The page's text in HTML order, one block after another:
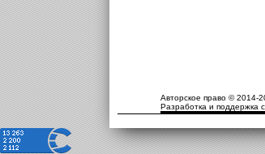
Авторское право © 2014-
Разработка и